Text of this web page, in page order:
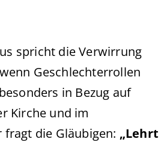
spricht die Verwirrung
Geschlechterrollen
in Bezug auf
Kirche und im
fragt die Gläubigen: „Lehrt